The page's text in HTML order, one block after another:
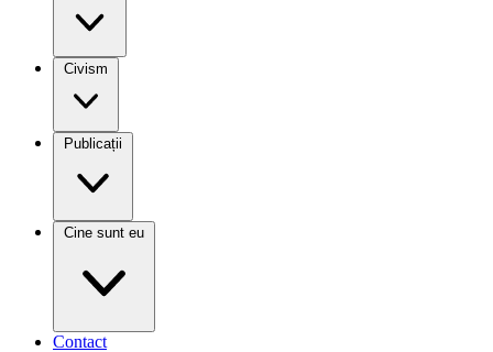
Civism
Publicații
Cine sunt eu
Contact